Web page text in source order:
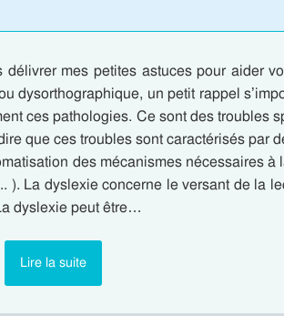
délivrer mes petites astuces pour aider
dysorthographique, un petit rappel
ces pathologies. Ce sont des troubles
que ces troubles sont caractérisés par
des mécanismes nécessaires à
). La dyslexie concerne le versant de la
dyslexie peut être…
Lire la suite